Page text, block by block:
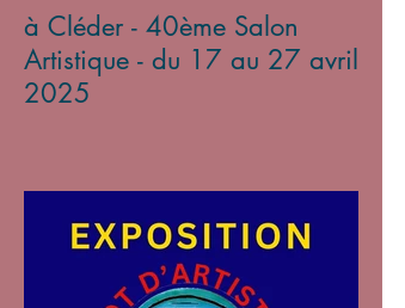
à Cléder - 40ème Salon
Artistique - du 17 au 27 avril
2025